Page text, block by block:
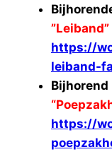
”Leiband”
https://
leiband-
https://